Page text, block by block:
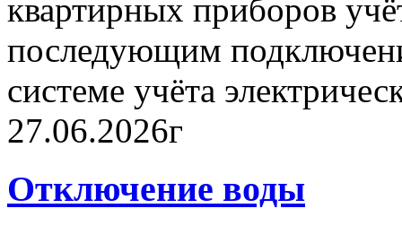
квартирных приборов
последующим
системе учёта
27.06.2026г
Отключение воды